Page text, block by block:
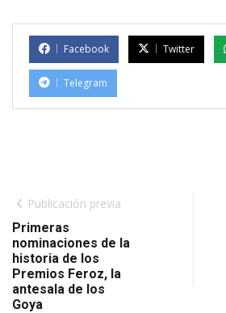
Facebook Twitter
Telegram
Publicación previa
Primeras
nominaciones de la
historia de los
Premios Feroz, la
antesala de los
Goya